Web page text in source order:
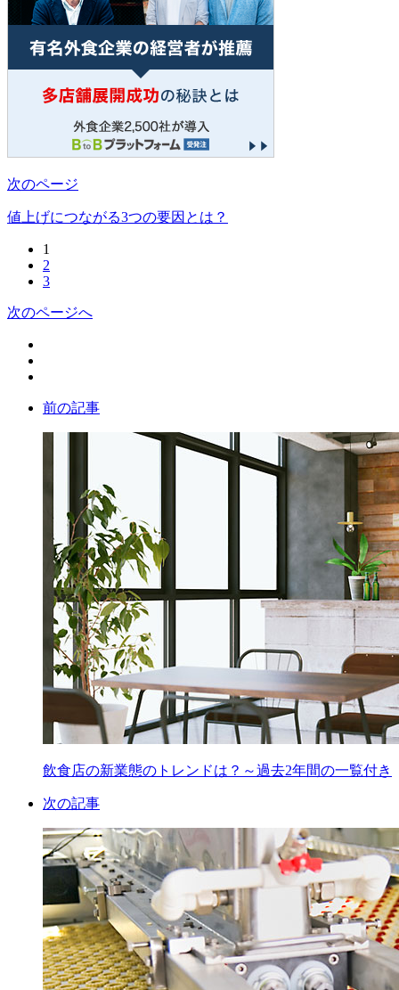
次のページ
値上げにつながる3つの要因とは？
1
2
3
次のページへ
前の記事
飲食店の新業態のトレンドは？～過去2年間の一覧付き
次の記事